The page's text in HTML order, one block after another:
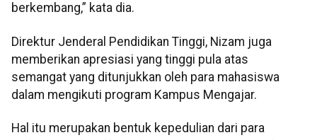
berkembang,” kata dia.
Direktur Jenderal Pendidikan Tinggi, Nizam juga
memberikan apresiasi yang tinggi pula atas
semangat yang ditunjukkan oleh para mahasiswa
dalam mengikuti program Kampus Mengajar.
Hal itu merupakan bentuk kepedulian dari para